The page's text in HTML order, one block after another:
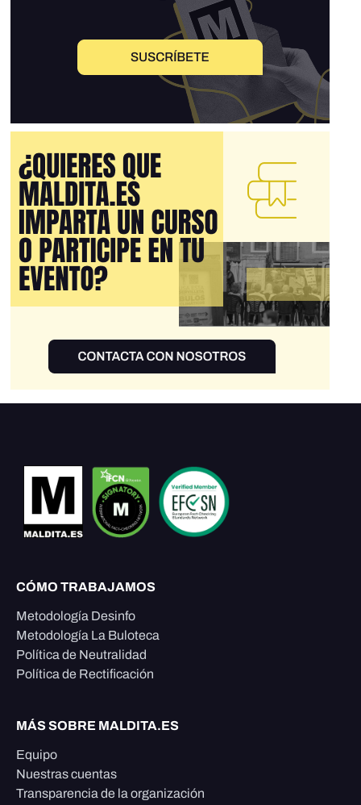
CÓMO TRABAJAMOS
Metodología Desinfo
Metodología La Buloteca
Política de Neutralidad
Política de Rectificación
MÁS SOBRE MALDITA.ES
Equipo
Nuestras cuentas
Transparencia de la organización